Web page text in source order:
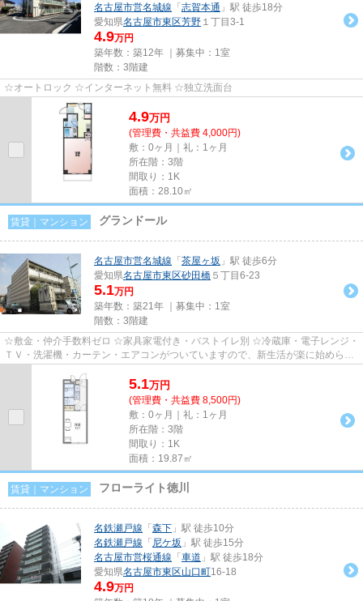
名古屋市営名城線 「 志賀本通 」駅 徒歩18分
愛知県名古屋市東区芳野 １丁目3-1
4.9万円
築年数：築12年 ｜募集中： 1室
階数：3階建
☆オートロック ☆インターネット無料 ☆独立洗面台
4.9万円
(管理費・共益費 4,000円)
敷：0ヶ月｜礼：1ヶ月
所在階：3階
間取り：1K
面積：28.10㎡
賃貸｜マンション グランドール
名古屋市営名城線 「 茶屋ヶ坂 」駅 徒歩6分
愛知県名古屋市東区砂田橋 ５丁目6-23
5.1万円
築年数：築21年 ｜募集中： 1室
階数：3階建
☆敷金・仲介手数料ゼロ ☆家具家電付き・バストイレ別 ☆冷蔵庫・電子レンジ・
ＴＶ・洗濯機・カーテン・エアコンがついていますので、新生活が楽に始められ
5.1万円
(管理費・共益費 8,500円)
敷：0ヶ月｜礼：1ヶ月
所在階：3階
間取り：1K
面積：19.87㎡
賃貸｜マンション フローライト徳川
名鉄瀬戸線 「 森下 」駅 徒歩10分
名鉄瀬戸線 「 尼ケ坂 」駅 徒歩15分
名古屋市営桜通線 「 車道 」駅 徒歩18分
愛知県名古屋市東区山口町16-18
4.9万円